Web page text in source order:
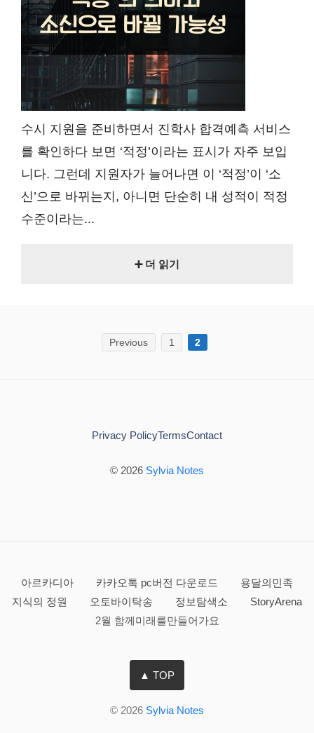
수시 지원을 준비하면서 진학사 합격예측 서비스
를 확인하다 보면 ‘적정’이라는 표시가 자주 보입
니다. 그런데 지원자가 늘어나면 이 ‘적정’이 ‘소
신’으로 바뀌는지, 아니면 단순히 내 성적이 적정
수준이라는...
➕ 더 읽기
Previous 1 2
© 2026 Sylvia Notes
Privacy PolicyTermsContact
아르카디아 카카오톡 pc버전 다운로드
용달의민족
지식의 정원
오토바이탁송 정보탐색소
StoryArena
2월 함께미래를만들어가요
▲ TOP
© 2026 Sylvia Notes